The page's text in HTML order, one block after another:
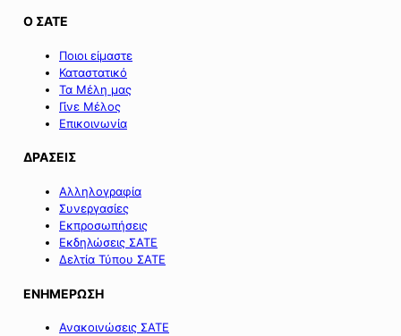
Ο ΣΑΤΕ
Ποιοι είμαστε
Καταστατικό
Τα Μέλη μας
Γίνε Μέλος
Επικοινωνία
ΔΡΑΣΕΙΣ
Αλληλογραφία
Συνεργασίες
Εκπροσωπήσεις
Εκδηλώσεις ΣΑΤΕ
Δελτία Τύπου ΣΑΤΕ
ΕΝΗΜΕΡΩΣΗ
Ανακοινώσεις ΣΑΤΕ